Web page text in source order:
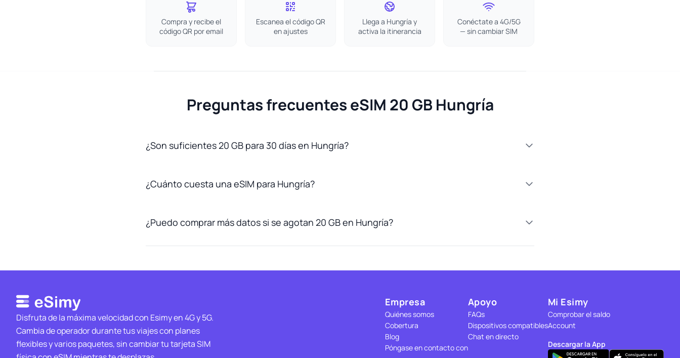
Compra y recibe el
código QR por email
Escanea el código QR
en ajustes
Llega a Hungría y
activa la itinerancia
Conéctate a 4G/5G
— sin cambiar SIM
Preguntas frecuentes eSIM 20 GB Hungría
¿Son suficientes 20 GB para 30 días en Hungría?
¿Cuánto cuesta una eSIM para Hungría?
¿Puedo comprar más datos si se agotan 20 GB en Hungría?
Disfruta de la máxima velocidad con Esimy en 4G y 5G.
Cambia de operador durante tus viajes con planes
flexibles y varios paquetes, sin cambiar tu tarjeta SIM
Empresa
Quiénes somos
Cobertura
Blog
Póngase en contacto con
Apoyo
FAQs
Dispositivos compatibles
Chat en directo
Mi Esimy
Comprobar el saldo
Account
Descargar la App